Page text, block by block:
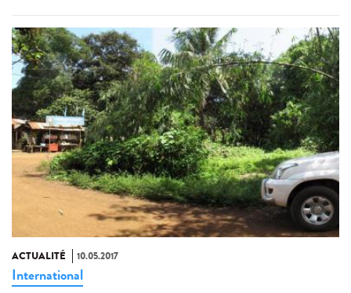
ACTUALITÉ 10.05.2017
International